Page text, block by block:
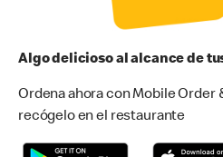
Algo delicioso al alcance de
Ordena ahora con Mobile Order
recógelo en el restaurante